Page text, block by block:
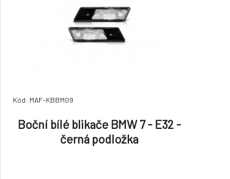
Kód: MAF-KBBM09
Boční bílé blikače BMW 7 - E32 -
černá podložka